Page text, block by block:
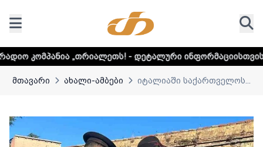
- დეტალური ინფორმაციისთვის დააკლიკეთ
მთავარი ახალი-ამბები იტალიაში საქართველოს...